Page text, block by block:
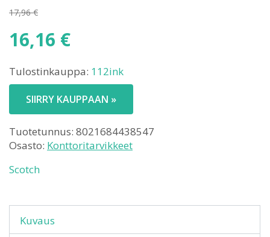
17,96€
Alkuperäinen
hinta
17,96 €.
16,16 €
hinta
on:
16,16 €.
Tulostinkauppa: 112ink
SIIRRY KAUPPAAN »
Tuotetunnus: 8021684438547
Osasto: Konttoritarvikkeet
Scotch
Kuvaus